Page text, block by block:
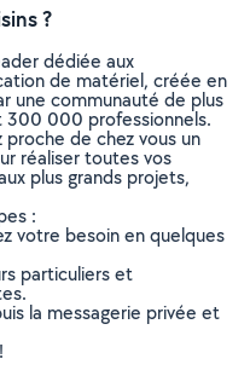
?
dédiée aux
de matériel, créée en
une communauté de plus
300 000 professionnels.
de chez vous un
réaliser toutes vos
plus grands projets,
:
votre besoin en quelques
particuliers et
la messagerie privée et